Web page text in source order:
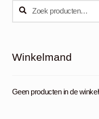
Zoeken
naar:
Zoeken
Winkelmand
Geen producten in de